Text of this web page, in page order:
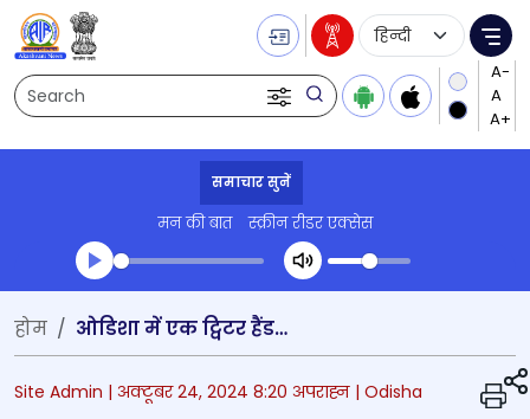
Search
Language
समाचार सुनें
मन की बात स्क्रीन रीडर एक्सेस
Transcript summary
प्ले ऑडियो
होम ओडिशा में एक ट्विटर हैंडल से बम की धमकियां मिलने के बाद आज दोपहर भुवनेश्वर और झारसुगुड़ा हवाई अड्डों को हाई अलर्ट पर रखा गया
Site Admin | अक्टूबर 24, 2024 8:20 अपराह्न | Odisha